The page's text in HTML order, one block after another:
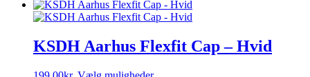
KSDH Aarhus Flexfit Cap – Hvid